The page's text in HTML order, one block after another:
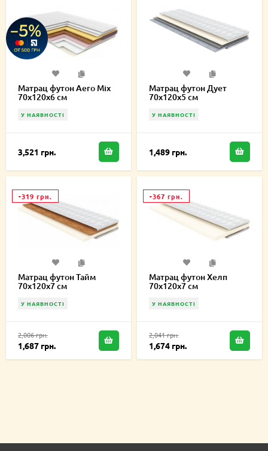
Матрац футон Aero Mix
70х120х6 см
У НАЯВНОСТІ
3,521 грн.
Матрац футон Дует
70х120х5 см
У НАЯВНОСТІ
1,489 грн.
-319 грн.
Матрац футон Тайм
70х120х7 см
У НАЯВНОСТІ
2,006 грн.
1,687 грн.
-367 грн.
Матрац футон Хелп
70х120х7 см
У НАЯВНОСТІ
2,041 грн.
1,674 грн.